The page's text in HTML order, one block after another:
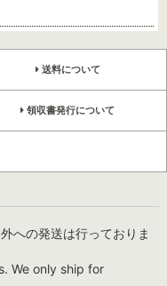
送料について
領収書発行について
への発送は行っておりま
We only ship for